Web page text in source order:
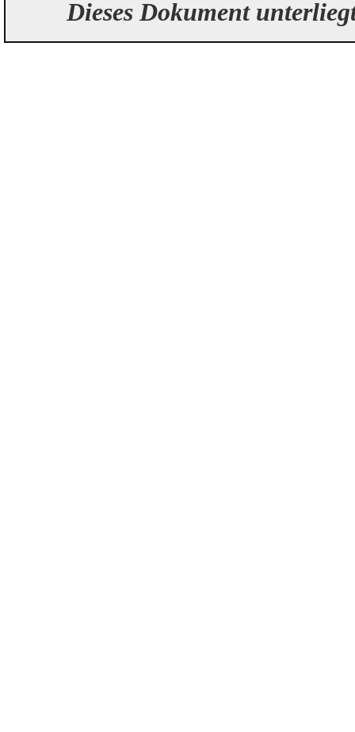
Dieses Dokument